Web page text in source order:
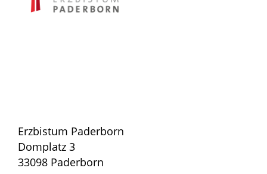
Erzbistum Paderborn
Domplatz 3
33098 Paderborn